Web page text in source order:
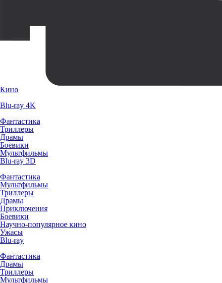
Кино
Blu-ray 4K
Фантастика
Триллеры
Драмы
Боевики
Мультфильмы
Blu-ray 3D
Фантастика
Мультфильмы
Триллеры
Драмы
Приключения
Боевики
Научно-популярное кино
Ужасы
Blu-ray
Фантастика
Драмы
Триллеры
Мультфильмы